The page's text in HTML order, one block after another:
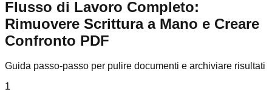
Flusso di Lavoro Completo:
Rimuovere Scrittura a Mano e Creare
Confronto PDF
Guida passo-passo per pulire documenti e archiviare risultati
1